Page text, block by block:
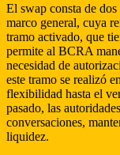
El swap consta de
marco general, cuya
tramo activado, que
permite al BCRA
necesidad de
este tramo se realizó
flexibilidad hasta el
pasado, las
conversaciones,
liquidez.